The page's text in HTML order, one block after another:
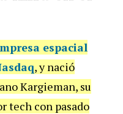
espacial
, y nació
Kargieman, su
tech con pasado